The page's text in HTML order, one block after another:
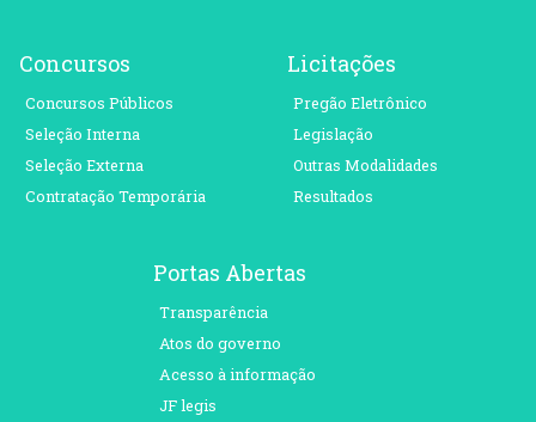
Concursos
Concursos Públicos
Seleção Interna
Seleção Externa
Contratação Temporária
Licitações
Pregão Eletrônico
Legislação
Outras Modalidades
Resultados
Portas Abertas
Transparência
Atos do governo
Acesso à informação
JF legis